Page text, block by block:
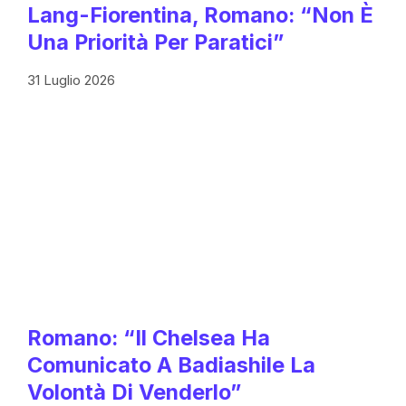
Lang-Fiorentina, Romano: “Non È
Una Priorità Per Paratici”
31 Luglio 2026
Romano: “Il Chelsea Ha
Comunicato A Badiashile La
Volontà Di Venderlo”